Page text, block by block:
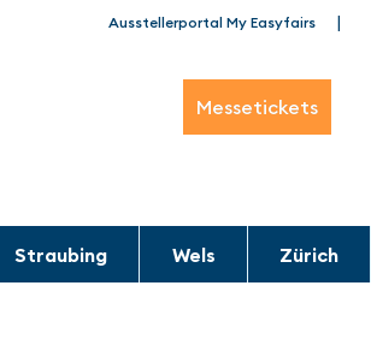
Ausstellerportal My Easyfairs |
Messetickets
Straubing Wels Zürich